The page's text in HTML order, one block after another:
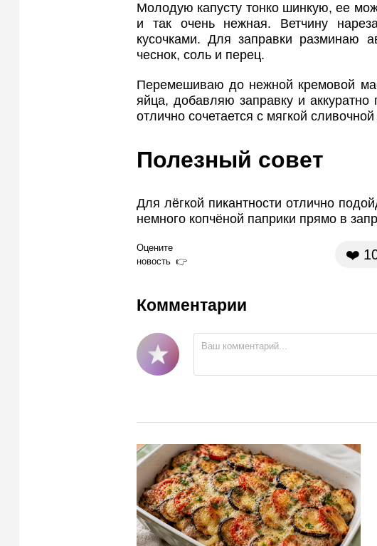
Молодую капусту тонко шинкую, ее
и так очень нежная. Ветчину
кусочками. Для заправки разминаю
чеснок, соль и перец.
Перемешиваю до нежной кремовой
яйца, добавляю заправку и
отлично сочетается с мягкой
Полезный совет
Для лёгкой пикантности отлично
немного копчёной паприки прямо в
Оцените
новость
❤️
Комментарии